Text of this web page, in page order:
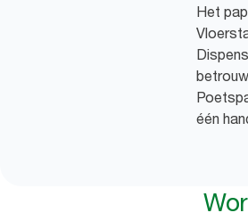
Het
één